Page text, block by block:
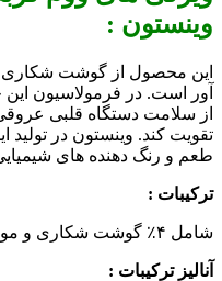
وینستون :
این محصول از گوشت شکاری
آور است. در فرمولاسیون
از سلامت دستگاه قلبی
تقویت کند. وینستون در تولید
طعم و رنگ دهنده های
ترکیبات :
شامل ۴٪ گوشت شکاری و مواد معدنی دیگر.
آنالیز ترکیبات :